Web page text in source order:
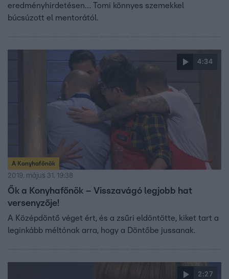
eredményhirdetésen… Tomi könnyes szemekkel
búcsúzott el mentorától.
4:34
A Konyhafőnök
2019. május 31. 19:38
Ők a Konyhafőnök – Visszavágó legjobb hat
versenyzője!
A Középdöntő véget ért, és a zsűri eldöntötte, kiket tart a
leginkább méltónak arra, hogy a Döntőbe jussanak.
2:27